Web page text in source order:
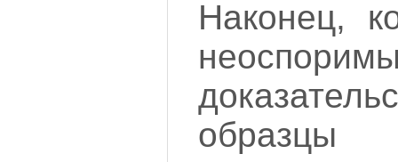
Наконец,
образцы